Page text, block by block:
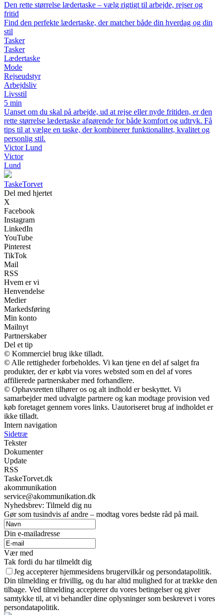
Den rette størrelse lædertaske – vælg rigtigt til arbejde, rejser og
fritid
Find den perfekte lædertaske, der matcher både din hverdag og din
stil
Tasker
Tasker
Lædertaske
Mode
Rejseudstyr
Arbejdsliv
Livsstil
5 min
Uanset om du skal på arbejde, ud at rejse eller nyde fritiden, er den
rette størrelse lædertaske afgørende for både komfort og udtryk. Få
tips til at vælge en taske, der kombinerer funktionalitet, kvalitet og
personlig stil.
Victor Lund
Victor
Lund
TaskeTorvet
Del med hjertet
X
Facebook
Instagram
LinkedIn
YouTube
Pinterest
TikTok
Mail
RSS
Hvem er vi
Henvendelse
Medier
Markedsføring
Min konto
Mailnyt
Partnerskaber
Del et tip
© Kommerciel brug ikke tilladt.
© Alle rettigheder forbeholdes. Vi kan tjene en del af salget fra
produkter, der er købt via vores websted som en del af vores
affilierede partnerskaber med forhandlere.
© Ophavsretten tilhører os og alt indhold er beskyttet. Vi
samarbejder med udvalgte partnere og kan modtage provision ved
køb foretaget gennem vores links. Uautoriseret brug af indholdet er
ikke tilladt.
Intern navigation
Sidetræ
Tekster
Dokumenter
Update
RSS
TaskeTorvet.dk
akommunikation
service@akommunikation.dk
Nyhedsbrev: Tilmeld dig nu
Gør som tusindvis af andre – modtag vores bedste råd på mail.
Din e-mailadresse
Vær med
Tak fordi du har tilmeldt dig
Jeg accepterer hjemmesidens brugervilkår og persondatapolitik.
Din tilmelding er frivillig, og du har altid mulighed for at trække den
tilbage. Ved tilmelding accepterer du vores betingelser og giver
samtykke til, at vi behandler dine oplysninger som beskrevet i vores
persondatapolitik.